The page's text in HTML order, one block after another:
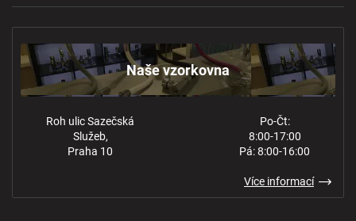
Ochrana osobních údajů
Naše vzorkovna
Roh ulic Sazečská
Služeb,
Praha 10
Po-Čt:
8:00-17:00
Pá: 8:00-16:00
Více informací